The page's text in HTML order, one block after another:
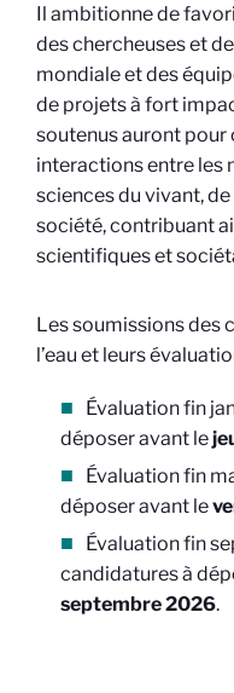
Il ambitionne de
des chercheuses et
mondiale et des
de projets à fort
soutenus auront pour
interactions entre les
sciences du vivant,
société, contribuant
scientifiques et
Les soumissions des
l’eau et leurs
Évaluation fin
déposer avant le
Évaluation fin
déposer avant le
Évaluation fin
candidatures à
septembre 2026.